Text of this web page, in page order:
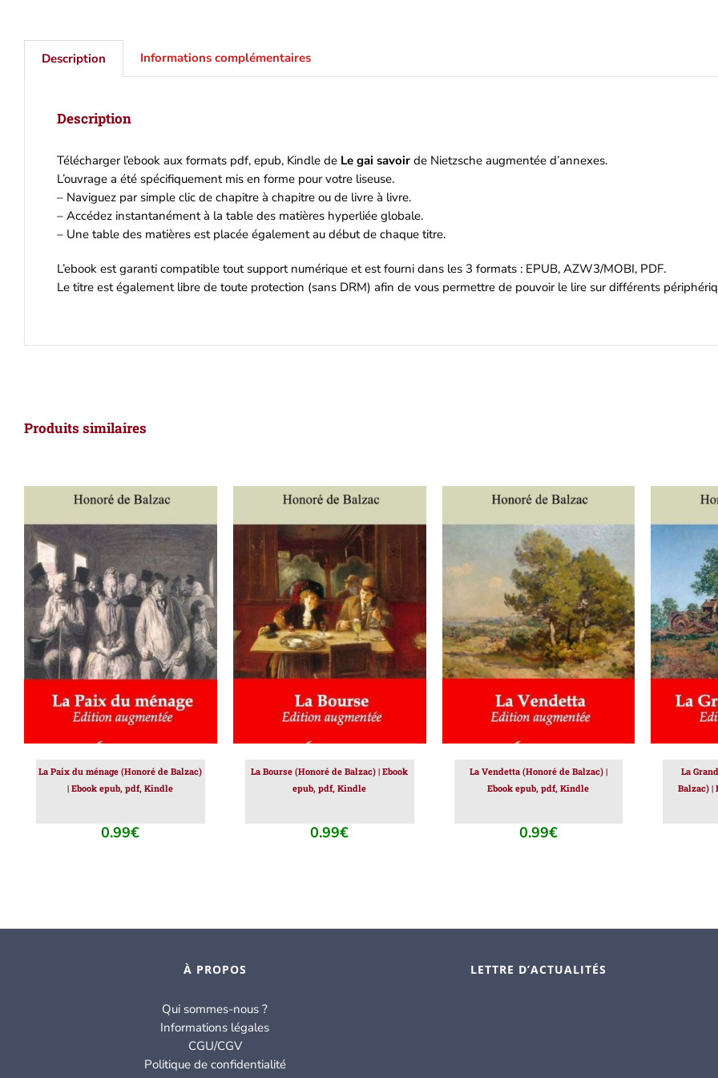
Description Informations complémentaires
Description
Télécharger l’ebook aux formats pdf, epub, Kindle de Le gai savoir de Nietzsche augmentée d’annexes.
L’ouvrage a été spécifiquement mis en forme pour votre liseuse.
– Naviguez par simple clic de chapitre à chapitre ou de livre à livre.
– Accédez instantanément à la table des matières hyperliée globale.
– Une table des matières est placée également au début de chaque titre.
L’ebook est garanti compatible tout support numérique et est fourni dans les 3 formats : EPUB, AZW3/MOBI, PDF.
Le titre est également libre de toute protection (sans DRM) afin de vous permettre de pouvoir le lire sur différents
Produits similaires
AJOUTER AU PANIER
/
DÉTAILS
La Paix du ménage (Honoré de Balzac)
| Ebook epub, pdf, Kindle
0.99€
AJOUTER AU PANIER
/
DÉTAILS
La Bourse (Honoré de Balzac) | Ebook
epub, pdf, Kindle
0.99€
AJOUTER AU PANIER
/
DÉTAILS
La Vendetta (Honoré de Balzac) |
Ebook epub, pdf, Kindle
0.99€
La
Balzac) |
À PROPOS
Qui sommes-nous ?
Informations légales
CGU/CGV
Politique de confidentialité
LETTRE D’ACTUALITÉS